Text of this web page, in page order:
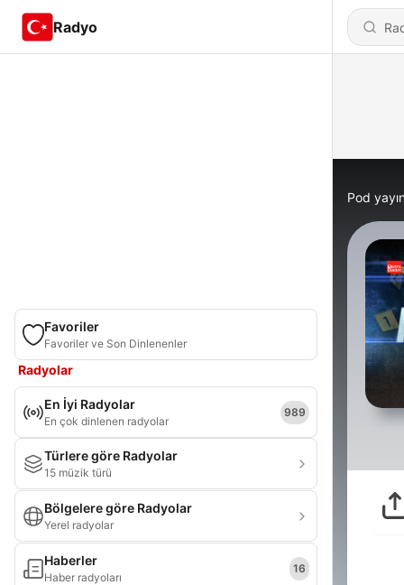
Radyo
Favoriler
Favoriler ve Son Dinlenenler
Radyolar
En İyi Radyolar
En çok dinlenen radyolar
989
Türlere göre Radyolar
15 müzik türü
Bölgelere göre Radyolar
Yerel radyolar
Haberler
Haber radyoları
16
Pod